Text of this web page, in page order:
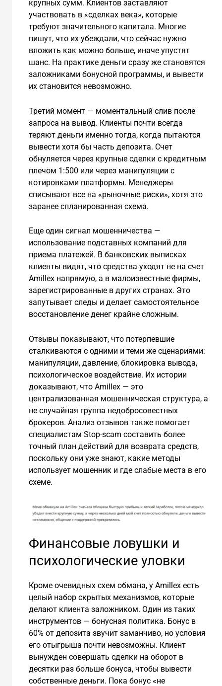
крупных сумм. Клиентов заставляют
участвовать в «сделках века», которые
требуют значительного капитала. Многие
пишут, что их убеждали, что сейчас нужно
вложить как можно больше, иначе упустят
шанс. На практике деньги сразу же становятся
заложниками бонусной программы, и вывести
их становится невозможно.
Третий момент — моментальный слив после
запроса на вывод. Клиенты почти всегда
теряют деньги именно тогда, когда пытаются
вывести хотя бы часть депозита. Счет
обнуляется через крупные сделки с кредитным
плечом 1:500 или через манипуляции с
котировками платформы. Менеджеры
списывают все на «рыночные риски», хотя это
заранее спланированная схема.
Еще один сигнал мошенничества —
использование подставных компаний для
приема платежей. В банковских выписках
клиенты видят, что средства уходят не на счет
Amillex напрямую, а в малоизвестные фирмы,
зарегистрированные в других странах. Это
запутывает следы и делает самостоятельное
восстановление денег крайне сложным.
Отзывы показывают, что потерпевшие
сталкиваются с одними и теми же сценариями:
манипуляции, давление, блокировка вывода,
психологическое воздействие. Их истории
доказывают, что Amillex — это
централизованная мошенническая структура, а
не случайная группа недобросовестных
брокеров. Анализ отзывов также помогает
специалистам Stop-scam составить более
точный план действий для возврата средств,
поскольку они уже знают, какие методы
использует мошенник и где слабые места в его
схеме.
Финансовые ловушки и
психологические уловки
Кроме очевидных схем обмана, у Amillex есть
целый набор скрытых механизмов, которые
делают клиента заложником. Один из таких
инструментов — бонусная политика. Бонус в
60% от депозита звучит заманчиво, но условия
его отыгрыша почти невозможны. Клиент
вынужден совершать сделки на оборот в
десятки раз больше бонуса, чтобы вывести
собственные деньги. Пока бонус «не